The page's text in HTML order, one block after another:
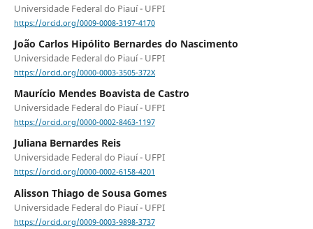
Universidade Federal do Piauí - UFPI
https://orcid.org/0009-0008-3197-4170
João Carlos Hipólito Bernardes do Nascimento
Universidade Federal do Piauí - UFPI
https://orcid.org/0000-0003-3505-372X
Maurício Mendes Boavista de Castro
Universidade Federal do Piauí - UFPI
https://orcid.org/0000-0002-8463-1197
Juliana Bernardes Reis
Universidade Federal do Piauí - UFPI
https://orcid.org/0000-0002-6158-4201
Alisson Thiago de Sousa Gomes
Universidade Federal do Piauí - UFPI
https://orcid.org/0009-0003-9898-3737